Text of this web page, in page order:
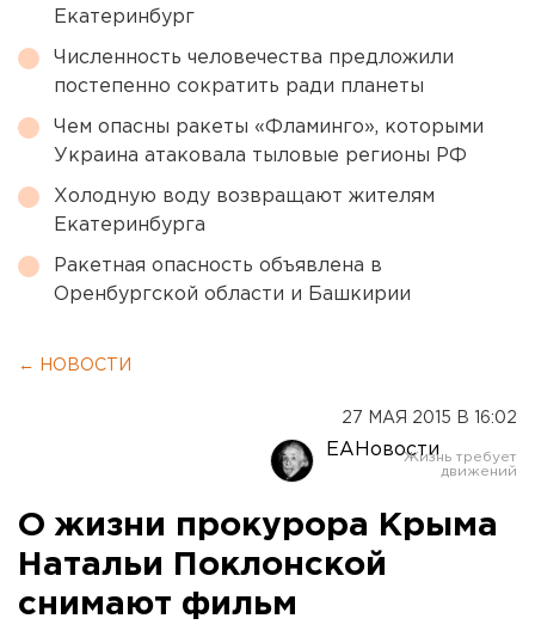
Екатеринбург
Численность человечества предложили
постепенно сократить ради планеты
Чем опасны ракеты «Фламинго», которыми
Украина атаковала тыловые регионы РФ
Холодную воду возвращают жителям
Екатеринбурга
Ракетная опасность объявлена в
Оренбургской области и Башкирии
← НОВОСТИ
27 МАЯ 2015 В 16:02
ЕАНовости
О жизни прокурора Крыма
Натальи Поклонской
снимают фильм